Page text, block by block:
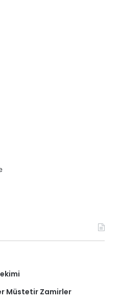
Müstetir Zamirler